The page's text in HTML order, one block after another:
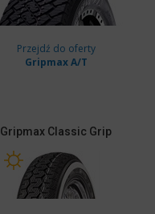
Przejdź do oferty
Gripmax A/T
Gripmax Classic Grip